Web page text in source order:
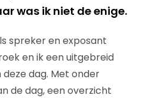
was ik niet de enige.
spreker en exposant
en ik een uitgebreid
dag. Met onder
de dag, een overzicht